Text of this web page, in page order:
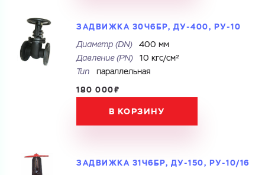
ЗАДВИЖКА 30Ч6БР, ДУ-400, РУ-10
Диаметр (DN)
400 мм
Давление (PN)
10 кгс/см²
Тип
параллельная
180 000₽
В КОРЗИНУ
ЗАДВИЖКА 31Ч6БР, ДУ-150, РУ-10/16